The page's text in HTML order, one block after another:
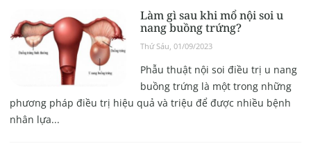
Làm gì sau khi mổ nội soi u
nang buồng trứng?
Thứ Sáu, 01/09/2023
Phẫu thuật nội soi điều trị u nang
buồng trứng là một trong những
phương pháp điều trị hiệu quả và triệu để được nhiều bệnh
nhân lựa...